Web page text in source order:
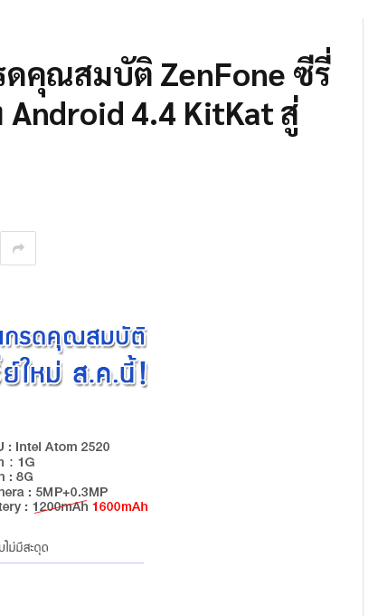
ดคุณสมบัติ ZenFone ซีรี่
4.4 KitKat สู่